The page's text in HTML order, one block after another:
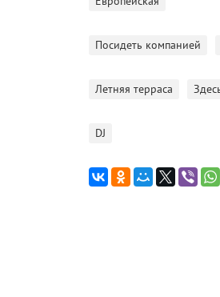
Посидеть компанией
Летняя терраса
DJ